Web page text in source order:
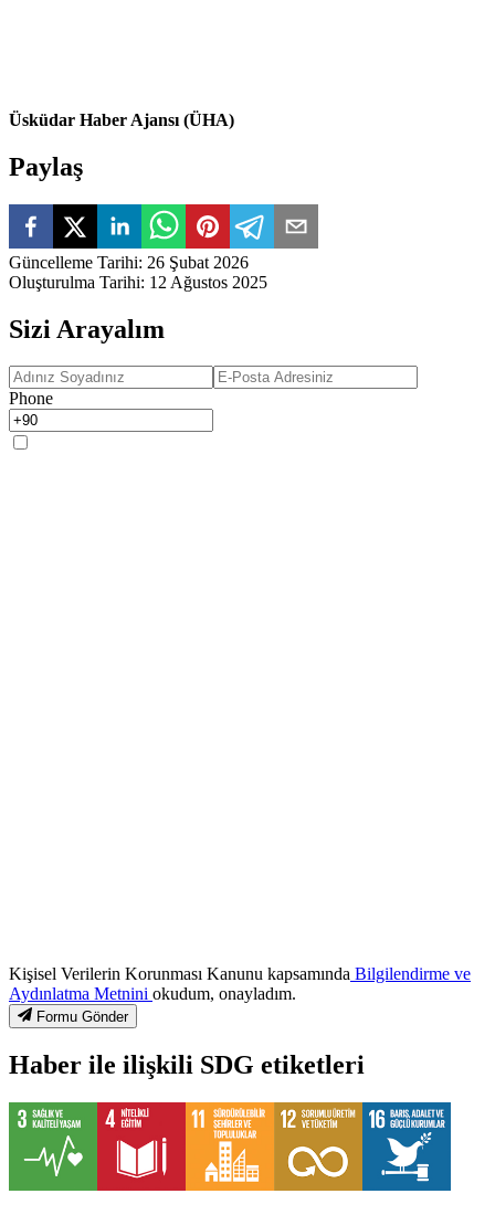
Üsküdar Haber Ajansı (ÜHA)
Paylaş
Güncelleme Tarihi: 26 Şubat 2026
Oluşturulma Tarihi: 12 Ağustos 2025
Sizi Arayalım
Phone
Kişisel Verilerin Korunması Kanunu kapsamında Bilgilendirme ve
Aydınlatma Metnini okudum, onayladım.
Formu Gönder
Haber ile ilişkili SDG etiketleri